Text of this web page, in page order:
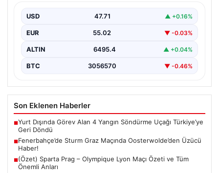
USD 47.71 ▲ +0.16%
EUR 55.02 ▼ -0.03%
ALTIN 6495.4 ▲ +0.04%
BTC 3056570 ▼ -0.46%
Son Eklenen Haberler
■Yurt Dışında Görev Alan 4 Yangın Söndürme Uçağı Türkiye’ye
Geri Döndü
■Fenerbahçe’de Sturm Graz Maçında Oosterwolde’den Üzücü
Haber!
■(Özet) Sparta Prag – Olympique Lyon Maçı Özeti ve Tüm
Önemli Anları